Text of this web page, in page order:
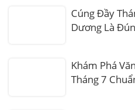
Cúng Đầy
Dương Là
Khám Phá
Tháng 7